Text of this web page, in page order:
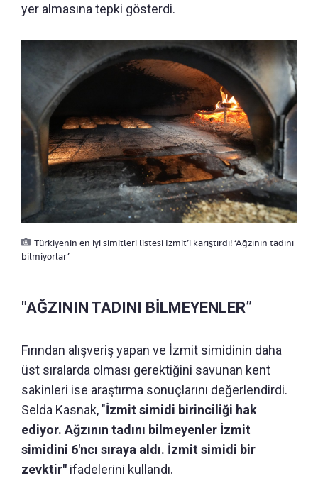
yer almasına tepki gösterdi.
Türkiyenin en iyi simitleri listesi İzmit’i karıştırdı! ‘Ağzının tadını
bilmiyorlar’
"AĞZININ TADINI BİLMEYENLER”
Fırından alışveriş yapan ve İzmit simidinin daha
üst sıralarda olması gerektiğini savunan kent
sakinleri ise araştırma sonuçlarını değerlendirdi.
Selda Kasnak, "İzmit simidi birinciliği hak
ediyor. Ağzının tadını bilmeyenler İzmit
simidini 6'ncı sıraya aldı. İzmit simidi bir
zevktir" ifadelerini kullandı.